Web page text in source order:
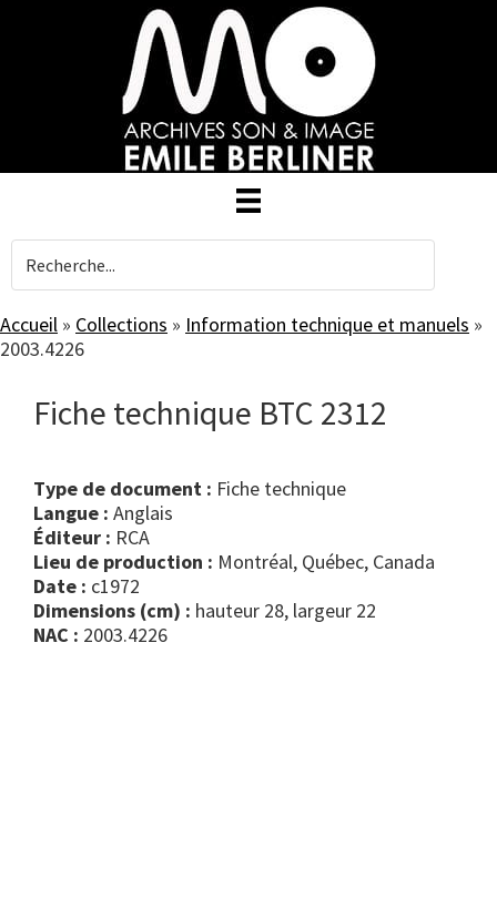
Accueil » Collections » Information technique et manuels »
2003.4226
Fiche technique BTC 2312
Type de document :
fiche technique
Langue : Anglais
Éditeur : RCA
Lieu de production : Montréal, Québec, Canada
Date : c1972
Dimensions (cm) : hauteur 28, largeur 22
NAC : 2003.4226